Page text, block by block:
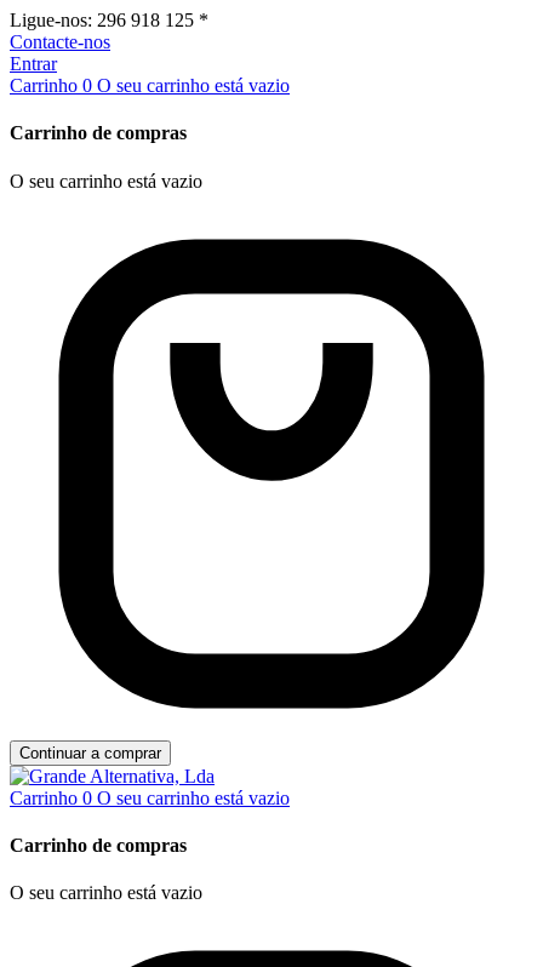
Ligue-nos: 296 918 125 *
Contacte-nos
Entrar
Carrinho 0 O seu carrinho está vazio
Carrinho de compras
O seu carrinho está vazio
Continuar a comprar
Carrinho 0 O seu carrinho está vazio
Carrinho de compras
O seu carrinho está vazio